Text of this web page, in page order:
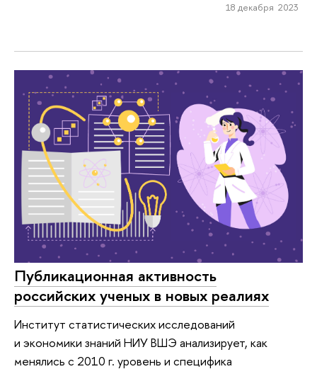
18 декабря 2023
Публикационная активность
российских ученых в новых реалиях
Институт статистических исследований
и экономики знаний НИУ ВШЭ анализирует, как
менялись с 2010 г. уровень и специфика